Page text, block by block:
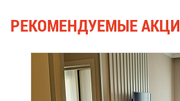
РЕ­КО­МЕН­ДУ­Е­МЫЕ